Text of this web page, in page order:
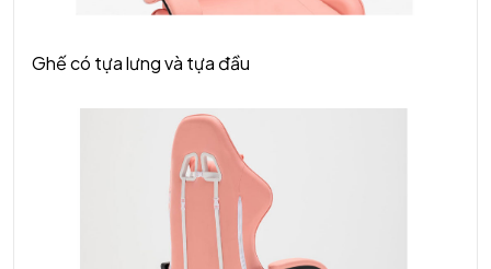
Ghế có tựa lưng và tựa đầu